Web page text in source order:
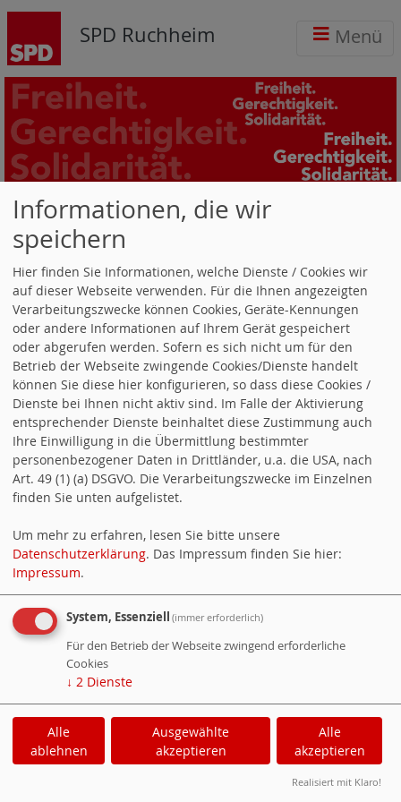
SPD Ruchheim Menü
SPD-Ruchheim gratuliert
Erhard Rennig zum 90.
Geburtstag
Informationen, die wir
speichern
Hier finden Sie Informationen, welche Dienste / Cookies wir
auf dieser Webseite verwenden. Für die Ihnen angezeigten
Verarbeitungszwecke können Cookies, Geräte-Kennungen
oder andere Informationen auf Ihrem Gerät gespeichert
oder abgerufen werden. Sofern es sich nicht um für den
Betrieb der Webseite zwingende Cookies/Dienste handelt
können Sie diese hier konfigurieren, so dass diese Cookies /
Dienste bei Ihnen nicht aktiv sind. Im Falle der Aktivierung
entsprechender Dienste beinhaltet diese Zustimmung auch
Ihre Einwilligung in die Übermittlung bestimmter
personenbezogener Daten in Drittländer, u.a. die USA, nach
Art. 49 (1) (a) DSGVO. Die Verarbeitungszwecke im Einzelnen
finden Sie unten aufgelistet.
Um mehr zu erfahren, lesen Sie bitte unsere
Datenschutzerklärung. Das Impressum finden Sie hier:
Impressum.
System, Essenziell (immer erforderlich)
Für den Betrieb der Webseite zwingend erforderliche
Cookies
↓ 2 Dienste
Alle
ablehnen
Ausgewählte
akzeptieren
Alle
akzeptieren
Realisiert mit Klaro!